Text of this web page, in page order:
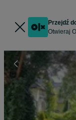
Przejdź
Otwieraj